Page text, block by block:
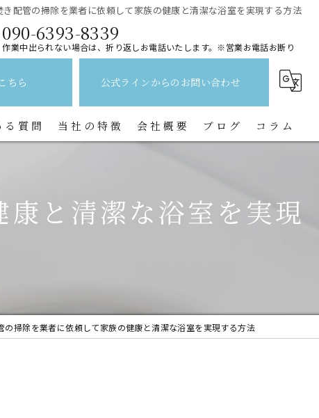
き配管の掃除を業者に依頼して家族の健康と清潔な浴室を実現する方法
090-6393-8339
作業中出られない場合は、折り返しお電話いたします。※営業お電話お断り
ちら 公式ラインからのお問い合わせ
る質問 当社の特徴
水回り
トイレ
会社概要 ブログ コラム
と清潔な浴室を実現
の掃除を業者に依頼して家族の健康と清潔な浴室を実現する方法